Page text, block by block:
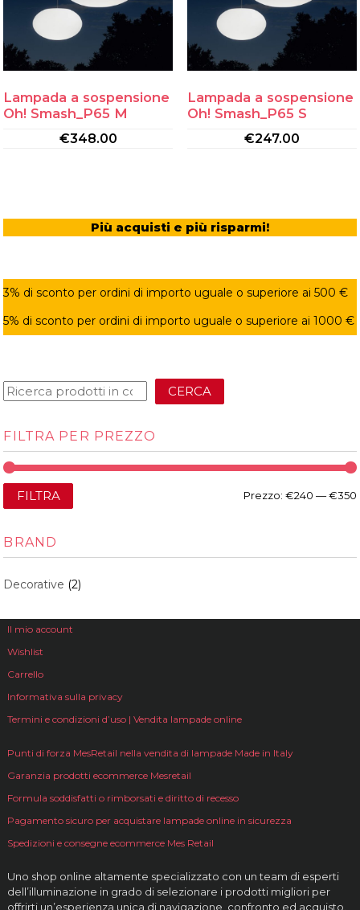
Lampada a sospensione
Oh! Smash_P65 M
€348.00
Lampada a sospensione
Oh! Smash_P65 S
€247.00
Più acquisti e più risparmi!
3% di sconto per ordini di importo uguale o superiore ai 500 €
5% di sconto per ordini di importo uguale o superiore ai 1000 €
CERCA
FILTRA PER PREZZO
FILTRA Prezzo: €240 —€350
BRAND
Decorative (2)
Il mio account
Wishlist
Carrello
Informativa sulla privacy
Termini e condizioni d’uso | Vendita lampade online
Punti di forza MesRetail nella vendita di lampade Made in Italy
Garanzia prodotti ecommerce Mesretail
Formula soddisfatti o rimborsati e diritto di recesso
Pagamento sicuro per acquistare lampade online in sicurezza
Spedizioni e consegne ecommerce Mes Retail
Uno shop online altamente specializzato con un team di esperti
dell’illuminazione in grado di selezionare i prodotti migliori per
offrirti un’esperienza unica di navigazione, confronto ed acquisto.